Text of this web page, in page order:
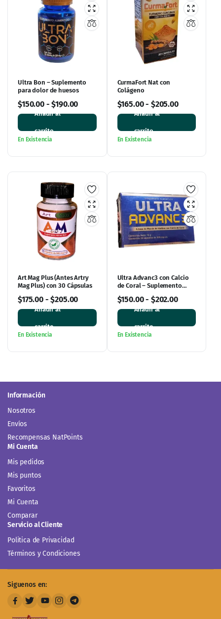
Información
Nosotros
Envíos
Recompensas NatPoints
Mi Cuenta
Mis pedidos
Mis puntos
Favoritos
Mi Cuenta
Comparar
Servicio al Cliente
Politica de Privacidad
Términos y Condiciones
Siguenos en: